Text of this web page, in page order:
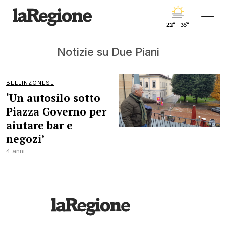
22° - 35°
Notizie su Due Piani
BELLINZONESE
‘Un autosilo sotto
Piazza Governo per
aiutare bar e
negozi’
4 anni